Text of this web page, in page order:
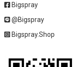
Bigspray
@Bigspray
Bigspray.Shop